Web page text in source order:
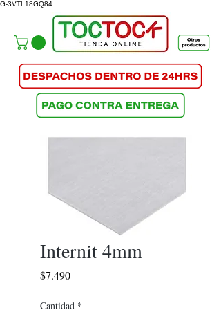
G-3VTL18GQ84
Internit 4mm
$7.490Precio
Cantidad *